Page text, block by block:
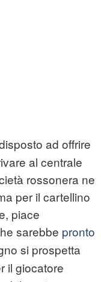
ad offrire
al centrale
rossonera ne
per il cartellino
piace
sarebbe pronto
si prospetta
il giocatore